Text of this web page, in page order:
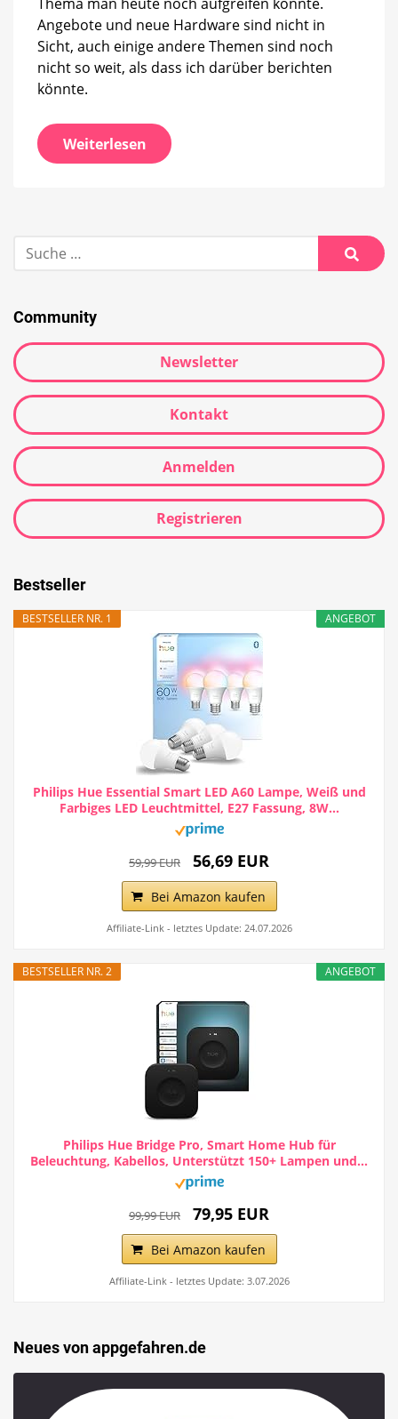
Angebote und neue Hardware sind nicht in
Sicht, auch einige andere Themen sind noch
nicht so weit, als dass ich darüber berichten
könnte.
Weiterlesen
Suche
nach:
Suche
Community
Newsletter
Kontakt
Anmelden
Registrieren
Bestseller
ANGEBOT
BESTSELLER NR. 1
Philips Hue Essential Smart LED A60 Lampe, Weiß und
Farbiges LED Leuchtmittel, E27 Fassung, 8W...
59,99 EUR 56,69 EUR
Bei Amazon kaufen
Affiliate-Link - letztes Update: 24.07.2026
ANGEBOT
BESTSELLER NR. 2
Philips Hue Bridge Pro, Smart Home Hub für
Beleuchtung, Kabellos, Unterstützt 150+ Lampen und...
99,99 EUR 79,95 EUR
Bei Amazon kaufen
Affiliate-Link - letztes Update: 3.07.2026
Neues von appgefahren.de